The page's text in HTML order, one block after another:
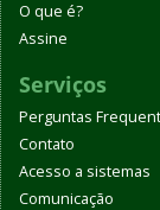
O que é?
Assine
Serviços
Perguntas
Contato
Acesso a sistemas
Comunicação